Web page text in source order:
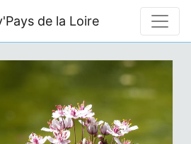
de la Loire